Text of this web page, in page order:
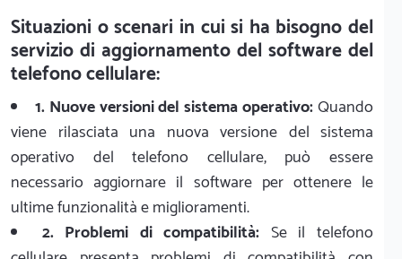
Situazioni o scenari in cui si ha bisogno del
servizio di aggiornamento del software del
telefono cellulare:
1. Nuove versioni del sistema operativo:Quando
viene rilasciata una nuova versione del sistema
operativo del telefono cellulare, può essere
necessario aggiornare il software per ottenere le
ultime funzionalità e miglioramenti.
2. Problemi di compatibilità: Se il telefono